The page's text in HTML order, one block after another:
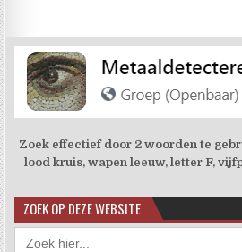
Zoek effectief door 2 woorden te
lood kruis, wapen leeuw, letter F,
ZOEK OP DEZE WEBSITE
Zoek
naar: